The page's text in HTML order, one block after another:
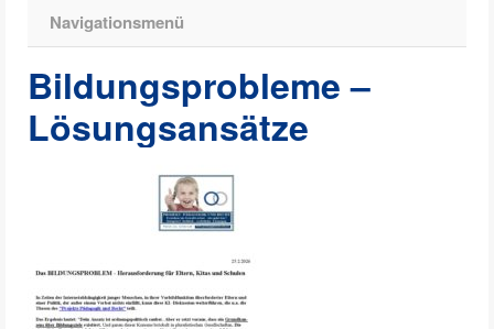
Navigationsmenü
Bildungsprobleme –
Lösungsansätze